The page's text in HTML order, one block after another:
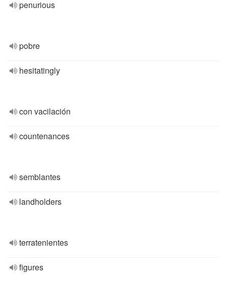
penurious
pobre
hesitatingly
con vacilación
countenances
semblantes
landholders
terratenientes
figures